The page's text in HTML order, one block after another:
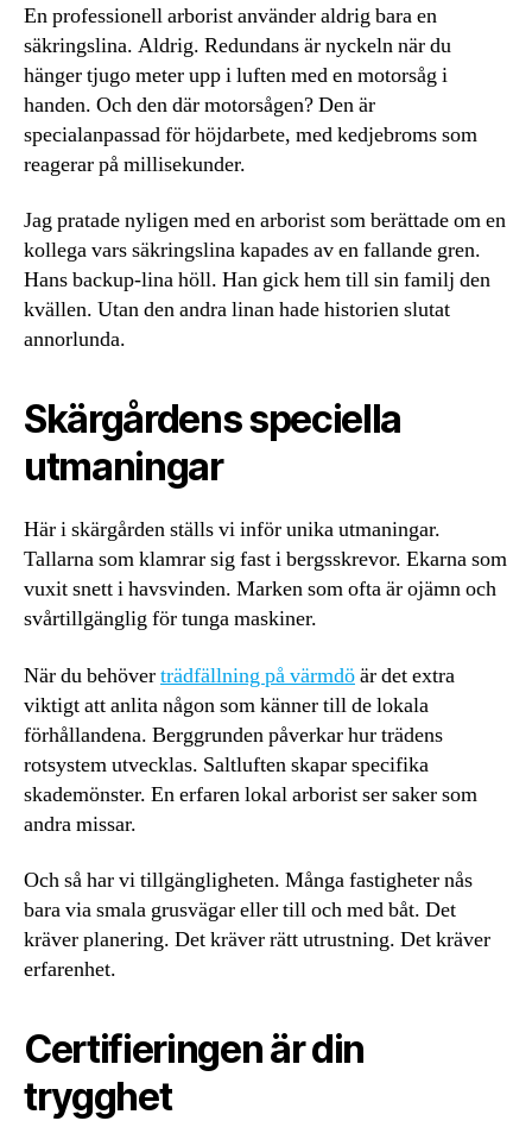
En professionell arborist använder aldrig bara en
säkringslina. Aldrig. Redundans är nyckeln när du
hänger tjugo meter upp i luften med en motorsåg i
handen. Och den där motorsågen? Den är
specialanpassad för höjdarbete, med kedjebroms som
reagerar på millisekunder.
Jag pratade nyligen med en arborist som berättade om en
kollega vars säkringslina kapades av en fallande gren.
Hans backup-lina höll. Han gick hem till sin familj den
kvällen. Utan den andra linan hade historien slutat
annorlunda.
Skärgårdens speciella
utmaningar
Här i skärgården ställs vi inför unika utmaningar.
Tallarna som klamrar sig fast i bergsskrevor. Ekarna som
vuxit snett i havsvinden. Marken som ofta är ojämn och
svårtillgänglig för tunga maskiner.
När du behöverträdfällning på värmdöär det extra
viktigt att anlita någon som känner till de lokala
förhållandena. Berggrunden påverkar hur trädens
rotsystem utvecklas. Saltluften skapar specifika
skademönster. En erfaren lokal arborist ser saker som
andra missar.
Och så har vi tillgängligheten. Många fastigheter nås
bara via smala grusvägar eller till och med båt. Det
kräver planering. Det kräver rätt utrustning. Det kräver
erfarenhet.
Certifieringen är din
trygghet